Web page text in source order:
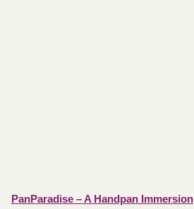
PanParadise – A Handpan Immersion